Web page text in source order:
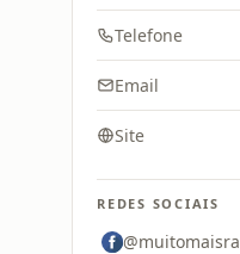
Telefone
Email
Site
REDES SOCIAIS